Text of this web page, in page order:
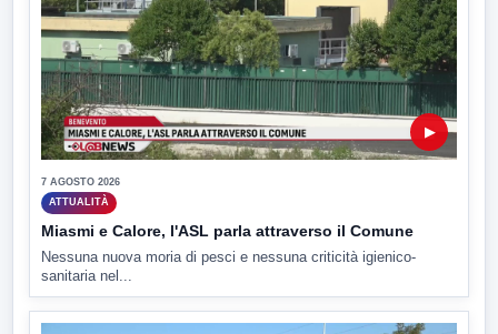
▶
7 AGOSTO 2026
ATTUALITÀ
Miasmi e Calore, l'ASL parla attraverso il Comune
Nessuna nuova moria di pesci e nessuna criticità igienico-
sanitaria nel...